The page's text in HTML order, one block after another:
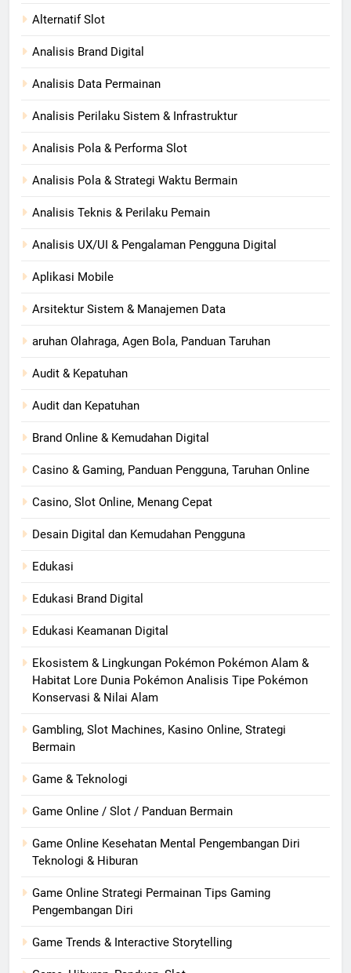
Alternatif Slot
Analisis Brand Digital
Analisis Data Permainan
Analisis Perilaku Sistem & Infrastruktur
Analisis Pola & Performa Slot
Analisis Pola & Strategi Waktu Bermain
Analisis Teknis & Perilaku Pemain
Analisis UX/UI & Pengalaman Pengguna Digital
Aplikasi Mobile
Arsitektur Sistem & Manajemen Data
aruhan Olahraga, Agen Bola, Panduan Taruhan
Audit & Kepatuhan
Audit dan Kepatuhan
Brand Online & Kemudahan Digital
Casino & Gaming, Panduan Pengguna, Taruhan Online
Casino, Slot Online, Menang Cepat
Desain Digital dan Kemudahan Pengguna
Edukasi
Edukasi Brand Digital
Edukasi Keamanan Digital
Ekosistem & Lingkungan Pokémon Pokémon Alam &
Habitat Lore Dunia Pokémon Analisis Tipe Pokémon
Konservasi & Nilai Alam
Gambling, Slot Machines, Kasino Online, Strategi
Bermain
Game & Teknologi
Game Online / Slot / Panduan Bermain
Game Online Kesehatan Mental Pengembangan Diri
Teknologi & Hiburan
Game Online Strategi Permainan Tips Gaming
Pengembangan Diri
Game Trends & Interactive Storytelling